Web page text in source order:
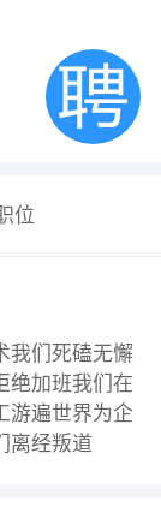
位
我们死磕无懈
绝加班我们在
游遍世界为企
离经叛道